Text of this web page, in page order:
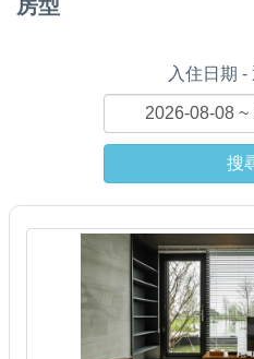
房型
入住日期 -
搜